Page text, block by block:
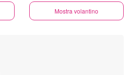
Mostra volantino